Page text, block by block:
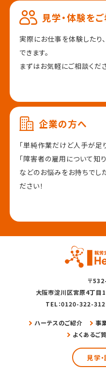
見学・体験を
実際にお仕事を体験したり、
できます。
まずはお気軽にご相談くださ
企業の方へ
「単純作業だけど人手が足
「障害者の雇用について知り
などのお悩みをお持ちでし
ださい！
〒
大阪市淀川区宮原4丁
TEL：0120-322-
ハーテスのご紹介 事
よくあるご
見学